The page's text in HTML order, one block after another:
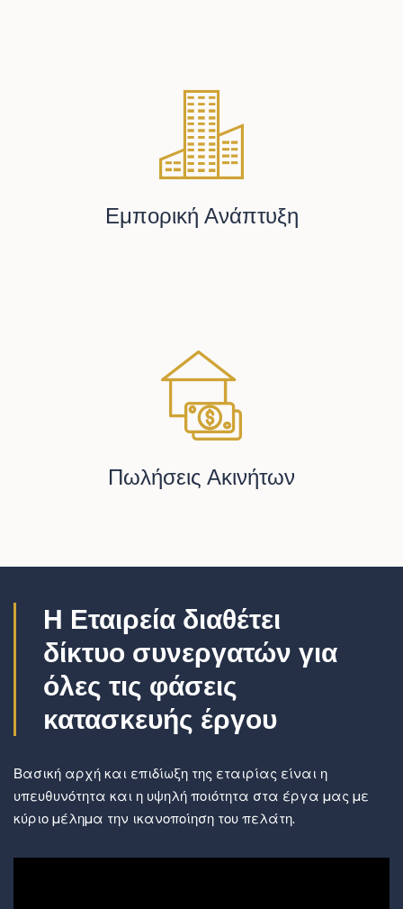
Εμπορική Ανάπτυξη
Πωλήσεις Ακινήτων
Η Εταιρεία διαθέτει
δίκτυο συνεργατών για
όλες τις φάσεις
κατασκευής έργου
Βασική αρχή και επιδίωξη της εταιρίας είναι η
υπευθυνότητα και η υψηλή ποιότητα στα έργα µας µε
κύριο µέληµα την ικανοποίηση του πελάτη.